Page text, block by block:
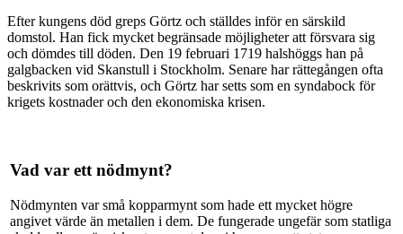
Efter kungens död greps Görtz och ställdes inför en särskild
domstol. Han fick mycket begränsade möjligheter att försvara sig
och dömdes till döden. Den 19 februari 1719 halshöggs han på
galgbacken vid Skanstull i Stockholm. Senare har rättegången ofta
beskrivits som orättvis, och Görtz har setts som en syndabock för
krigets kostnader och den ekonomiska krisen.
Vad var ett nödmynt?
Nödmynten var små kopparmynt som hade ett mycket högre
angivet värde än metallen i dem. De fungerade ungefär som statliga